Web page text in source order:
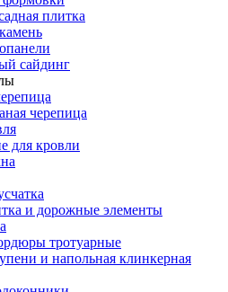
плитка
сайдинг
черепица
для кровли
и дорожные элементы
тротуарные
и напольная клинкерная